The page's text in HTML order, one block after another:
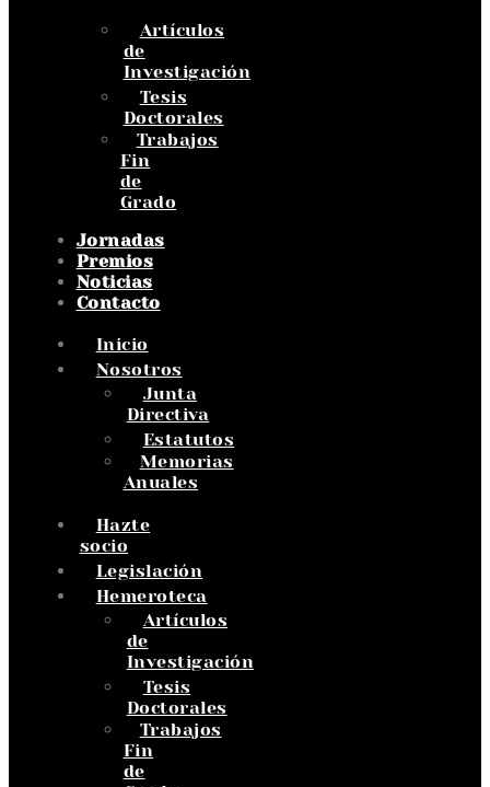
Artículos
de
Investigación
Tesis
Doctorales
Trabajos
Fin
de
Grado
Jornadas
Premios
Noticias
Contacto
Inicio
Nosotros
Junta
Directiva
Estatutos
Memorias
Anuales
Hazte
socio
Legislación
Hemeroteca
Artículos
de
Investigación
Tesis
Doctorales
Trabajos
Fin
de